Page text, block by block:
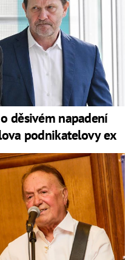
děsivém napadení
podnikatelovy ex